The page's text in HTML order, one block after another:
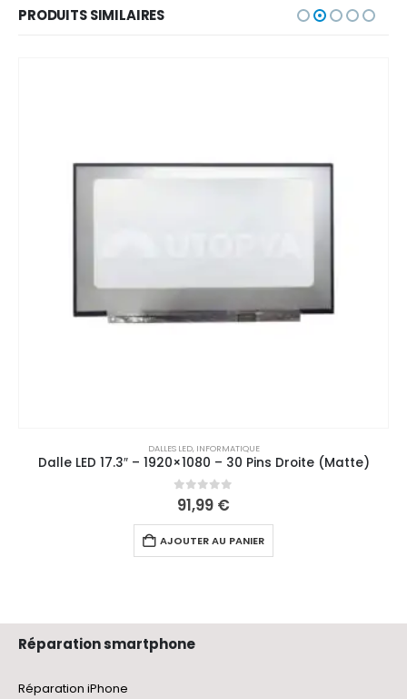
PRODUITS SIMILAIRES
DALLES LED, INFORMATIQUE
Dalle LED 17.3″ – 1920×1080 – 30 Pins Droite (Matte)
0out of 5
91,99 €
AJOUTER AU PANIER
Réparation smartphone
Réparation iPhone